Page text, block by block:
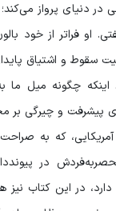
دنیای پرواز می‌کند؛
فراتر از خود
سقوط و اشتیاق
چگونه میل ما به
پیشرفت و چیرگی بر
که به
در
در این کتاب نیز